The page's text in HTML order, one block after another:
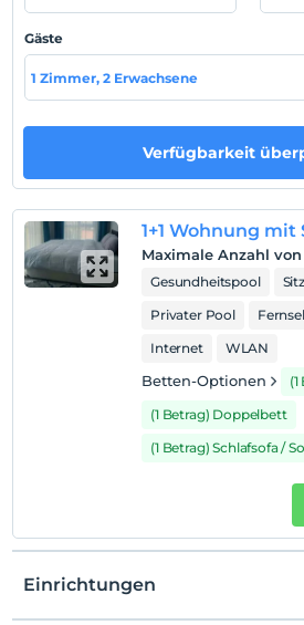
Hotelpolitik
Einchecken
Nach 12:00
Vor 10:00
Haustiere
Haustiere nicht erlaubt
Rauchen
Rauchen im Zimmer verboten
1 Der Aufenthalt für Kind(er) unter
ist/sind pro Zimmer kostenlos
Gäste
1 Zimmer, 2 Erwachsene
Verfügbarkeit
1+1 Wohnung
Maximale Anzahl von
Gesundheitspool
Privater Pool
Internet
WLAN
Betten-Optionen
(1 Betrag) Doppelbett
(1 Betrag) Schlafsofa /
Einrichtungen